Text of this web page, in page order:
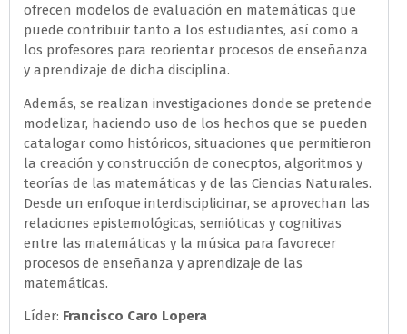
ofrecen modelos de evaluación en matemáticas que
puede contribuir tanto a los estudiantes, así como a
los profesores para reorientar procesos de enseñanza
y aprendizaje de dicha disciplina.
Además, se realizan investigaciones donde se pretende
modelizar, haciendo uso de los hechos que se pueden
catalogar como históricos, situaciones que permitieron
la creación y construcción de conecptos, algoritmos y
teorías de las matemáticas y de las Ciencias Naturales.
Desde un enfoque interdisciplicinar, se aprovechan las
relaciones epistemológicas, semióticas y cognitivas
entre las matemáticas y la música para favorecer
procesos de enseñanza y aprendizaje de las
matemáticas.
Líder: Francisco Caro Lopera